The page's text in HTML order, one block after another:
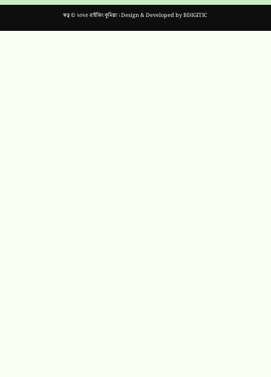
স্বত্ব © ২০২৩ রাইজিং কুমিল্লা। Design & Developed byBDIGITIC